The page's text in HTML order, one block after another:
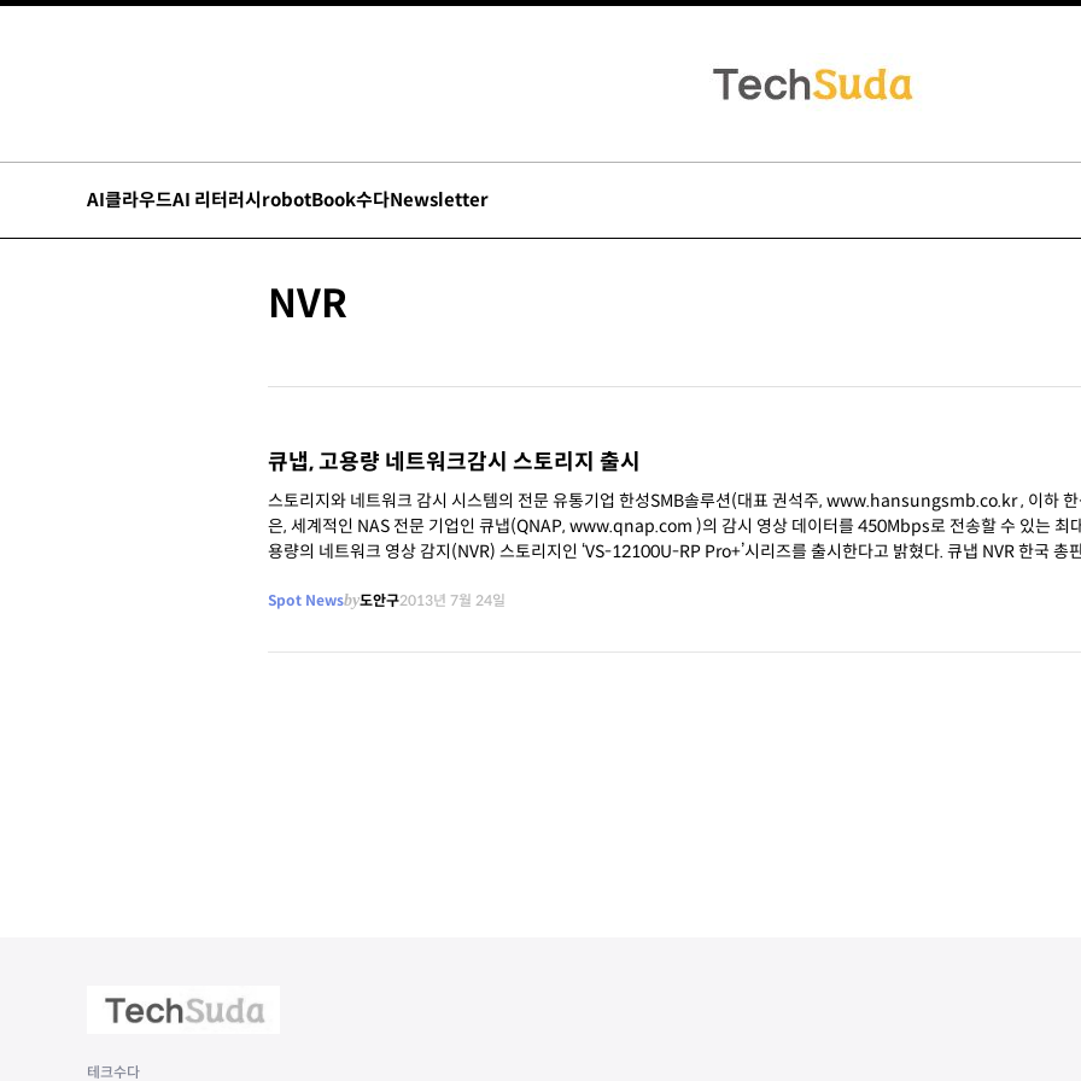
AI클라우드AI 리터러시robotBook수다Newsletter
NVR
큐냅, 고용량 네트워크감시 스토리지 출시
스토리지와 네트워크 감시 시스템의 전문 유통기업 한성SMB솔루션(대표 권석주, www.hansungsmb.co.kr , 이하
은, 세계적인 NAS 전문 기업인 큐냅(QNAP, www.qnap.com )의 감시 영상 데이터를 450Mbps로 전송할 수 있는 최
용량의 네트워크 영상 감지(NVR) 스토리지인 ‘VS-12100U-RP Pro+’시리즈를 출시한다고 밝혔다. 큐냅 NVR 한
Spot Newsby도안구2013년 7월 24일
테크수다